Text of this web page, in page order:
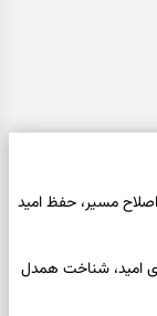
| پیام‌هایی برای اصلاح مسیر، حفظ امید
۱۴۰۵ | فرصت بازسازی امید، شناخت همدل